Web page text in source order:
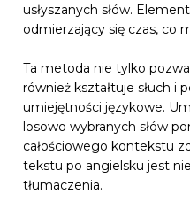
usłyszanych słów.
odmierzający się czas, co
Ta metoda nie tylko
również kształtuje słuch i
umiejętności językowe.
losowo wybranych słów
całościowego kontekstu
tekstu po angielsku jest
tłumaczenia.